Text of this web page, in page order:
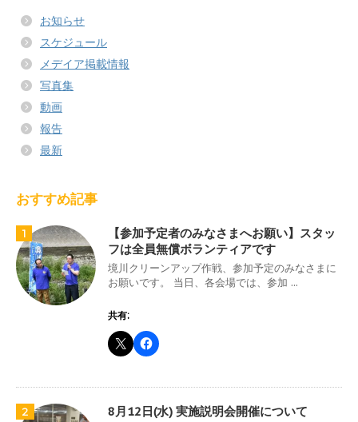
お知らせ
スケジュール
メデイア掲載情報
写真集
動画
報告
最新
おすすめ記事
1
【参加予定者のみなさまへお願い】スタッ
フは全員無償ボランティアです
境川クリーンアップ作戦、参加予定のみなさまに
お願いです。 当日、各会場では、参加 ...
共有:
2 8月12日(水) 実施説明会開催について